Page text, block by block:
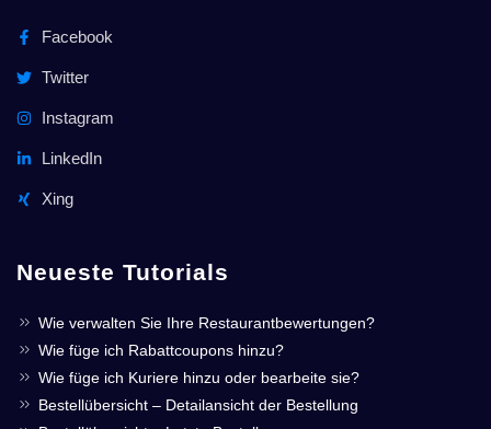
Facebook
Twitter
Instagram
LinkedIn
Xing
Neueste Tutorials
Wie verwalten Sie Ihre Restaurantbewertungen?
Wie füge ich Rabattcoupons hinzu?
Wie füge ich Kuriere hinzu oder bearbeite sie?
Bestellübersicht – Detailansicht der Bestellung